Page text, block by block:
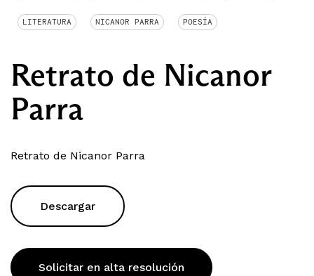
LITERATURA NICANOR PARRA POESÍA
Retrato de Nicanor
Parra
Retrato de Nicanor Parra
Descargar
Solicitar en alta resolución